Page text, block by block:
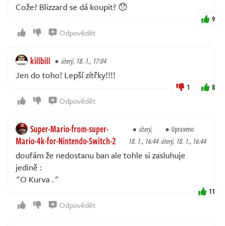
Cože? Blizzard se dá koupit? 😯
9
Odpovědět
killbill úterý, 18. 1., 17:04
Jen do toho! Lepší zítřky!!!!
1 8
Odpovědět
Super-Mario-from-super-
Mario-4k-for-Nintendo-Switch-2
úterý,
18. 1., 16:44
Upraveno
úterý, 18. 1., 16:44
doufám že nedostanu ban ale tohle si zasluhuje
jedině :
"O Kurva ."
11
Odpovědět